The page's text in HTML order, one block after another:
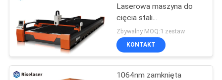
Laserowa maszyna
do znakowania UV
Laserowa maszyna do
cięcia stali
24000x4000mm Otwarty
obszar roboczy
Zbywalny MOQ:1 zestaw
KONTAKT
1064nm zamknięta